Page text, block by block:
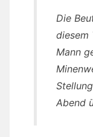
Die
diesem
Mann
Abend